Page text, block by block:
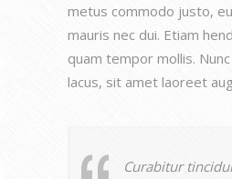
metus commodo justo,
mauris nec dui. Etiam
quam tempor mollis.
lacus, sit amet laoreet
Curabitur